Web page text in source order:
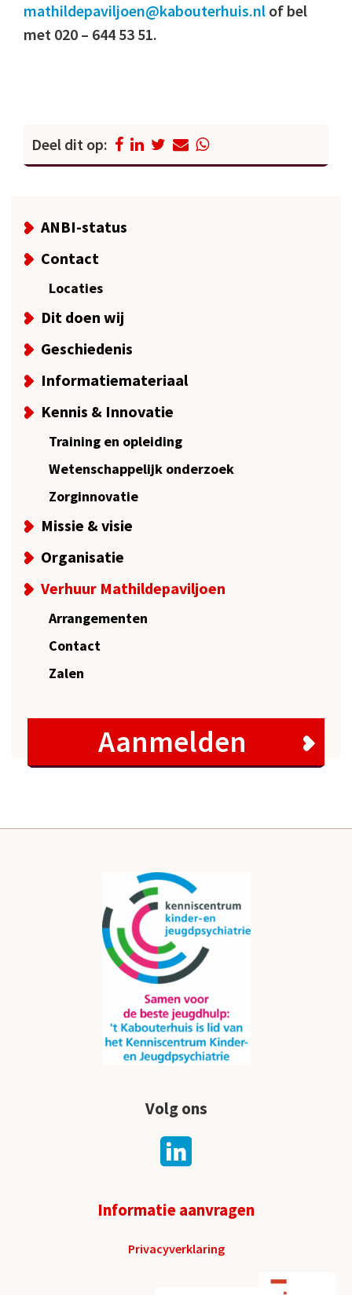
mathildepaviljoen@kabouterhuis.nl of bel
met 020 – 644 53 51.
Deel dit op:
ANBI-status
Contact
Locaties
Dit doen wij
Geschiedenis
Informatiemateriaal
Kennis & Innovatie
Training en opleiding
Wetenschappelijk onderzoek
Zorginnovatie
Missie & visie
Organisatie
Verhuur Mathildepaviljoen
Arrangementen
Contact
Zalen
Aanmelden
Volg ons
Informatie aanvragen
Privacyverklaring